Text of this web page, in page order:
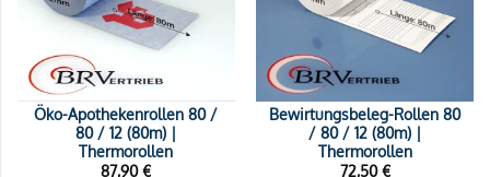
Öko-Apothekenrollen 80 /
80 / 12 (80m) |
Thermorollen
87,90€
Bewirtungsbeleg-Rollen 80
/ 80 / 12 (80m) |
Thermorollen
72,50€